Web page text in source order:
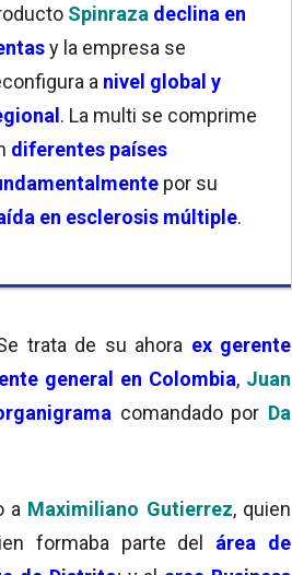
Spinraza declina en
y la empresa se
a nivel global y
. La multi se comprime
diferentes países
por su
en esclerosis múltiple.
trata de su ahora ex gerente
general en Colombia, Juan
comandado por Da
a Maximiliano Gutierrez, quien
formaba parte del área de